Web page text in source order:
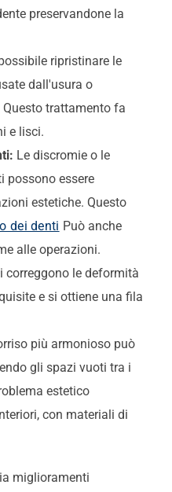
preservandone la
ripristinare le
dall'usura o
trattamento fa
e lisci.
Le discromie o le
possono essere
estetiche. Questo
dei denti Può anche
alle operazioni.
correggono le deformità
e si ottiene una fila
più armonioso può
gli spazi vuoti tra i
estetico
con materiali di
miglioramenti